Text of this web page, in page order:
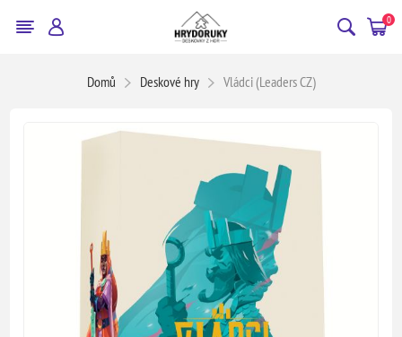
0
Domů Deskové hry Vládci (Leaders CZ)